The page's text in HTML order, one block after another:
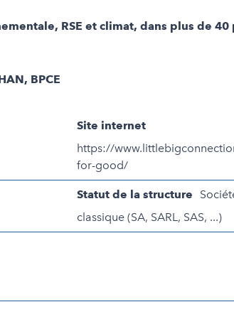
RSE et climat, dans plus de 40
BPCE
Site internet
https://
for-good/
Statut de la structure
classique (SA, SARL, SAS, ...)